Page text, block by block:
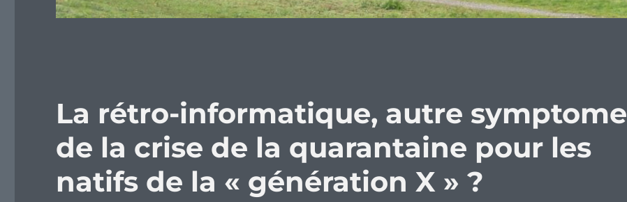
La rétro-informatique, autre symptome
de la crise de la quarantaine pour les
natifs de la « génération X » ?